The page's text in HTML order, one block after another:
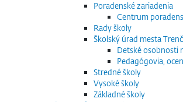
Poradenské zariadenia
Centrum
Rady školy
Školský úrad mesta
Detské osobnosti
Pedagógovia,
Stredné školy
Vysoké školy
Základné školy